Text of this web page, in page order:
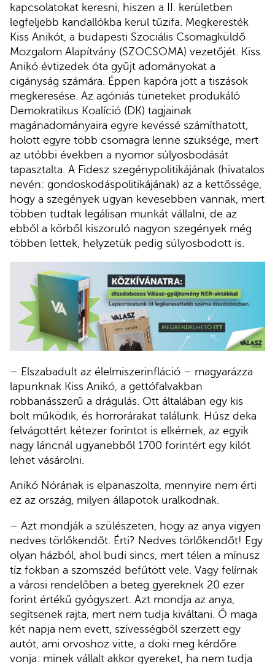
kapcsolatokat keresni, hiszen a II. kerületben
legfeljebb kandallókba kerül tűzifa. Megkeresték
Kiss Anikót, a budapesti Szociális Csomagküldő
Mozgalom Alapítvány (SZOCSOMA) vezetőjét. Kiss
Anikó évtizedek óta gyűjt adományokat a
cigányság számára. Éppen kapóra jött a tiszások
megkeresése. Az agóniás tüneteket produkáló
Demokratikus Koalíció (DK) tagjainak
magánadományaira egyre kevéssé számíthatott,
holott egyre több csomagra lenne szüksége, mert
az utóbbi években a nyomor súlyosbodását
tapasztalta. A Fidesz szegénypolitikájának (hivatalos
nevén: gondoskodáspolitikájának) az a kettőssége,
hogy a szegények ugyan kevesebben vannak, mert
többen tudtak legálisan munkát vállalni, de az
ebből a körből kiszoruló nagyon szegények még
többen lettek, helyzetük pedig súlyosbodott is.
– Elszabadult az élelmiszerinfláció – magyarázza
lapunknak Kiss Anikó, a gettófalvakban
robbanásszerű a drágulás. Ott általában egy kis
bolt működik, és horrorárakat találunk. Húsz deka
felvágottért kétezer forintot is elkérnek, az egyik
nagy láncnál ugyanebből 1700 forintért egy kilót
lehet vásárolni.
Anikó Nórának is elpanaszolta, mennyire nem érti
ez az ország, milyen állapotok uralkodnak.
– Azt mondják a szülészeten, hogy az anya vigyen
nedves törlőkendőt. Érti? Nedves törlőkendőt! Egy
olyan házból, ahol budi sincs, mert télen a mínusz
tíz fokban a szomszéd befűtött vele. Vagy felírnak
a városi rendelőben a beteg gyereknek 20 ezer
forint értékű gyógyszert. Azt mondja az anya,
segítsenek rajta, mert nem tudja kiváltani. Ő maga
két napja nem evett, szívességből szerzett egy
autót, ami orvoshoz vitte, a doki meg kérdőre
vonja: minek vállalt akkor gyereket, ha nem tudja